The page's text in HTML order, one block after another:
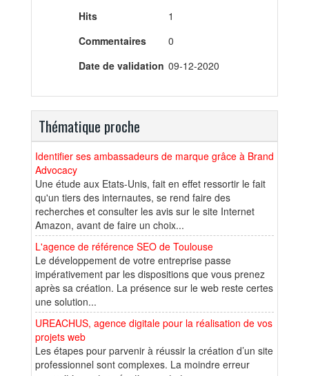
Hits
1
Commentaires
0
Date de validation 09-12-2020
Thématique proche
Identifier ses ambassadeurs de marque grâce à Brand
Advocacy
Une étude aux Etats-Unis, fait en effet ressortir le fait
qu'un tiers des internautes, se rend faire des
recherches et consulter les avis sur le site Internet
Amazon, avant de faire un choix...
L'agence de référence SEO de Toulouse
Le développement de votre entreprise passe
impérativement par les dispositions que vous prenez
après sa création. La présence sur le web reste certes
une solution...
UREACHUS, agence digitale pour la réalisation de vos
projets web
Les étapes pour parvenir à réussir la création d’un site
professionnel sont complexes. La moindre erreur